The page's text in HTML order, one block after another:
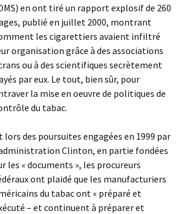
en ont tiré un rapport explosif de 260
publié en juillet 2000, montrant
les cigarettiers avaient infiltré
organisation grâce à des associations
ou à des scientifiques secrètement
par eux. Le tout, bien sûr, pour
la mise en oeuvre de politiques de
du tabac.
lors des poursuites engagées en 1999 par
Clinton, en partie fondées
les « documents », les procureurs
ont plaidé que les manufacturiers
du tabac ont « préparé et
– et continuent à préparer et